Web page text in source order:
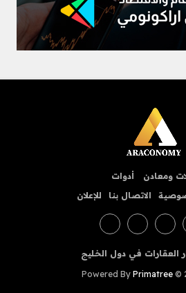
ومعادن
أدوات
الاتصال بنا للإعلان
العقارات في دول الخليج
Powered By Primatree ©